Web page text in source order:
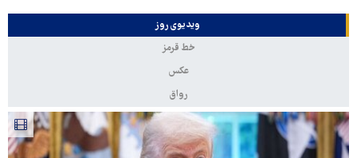
ویدیوی روز
خط قرمز
عکس
رواق